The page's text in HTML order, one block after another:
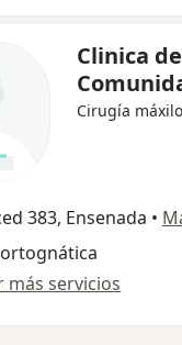
Clinica
Cirugía
383, Ensenada •
más servicios